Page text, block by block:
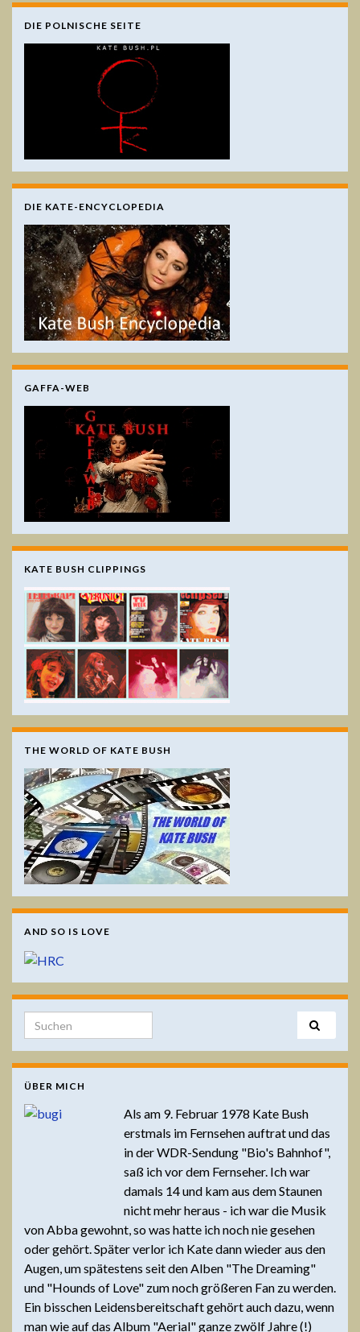
DIE POLNISCHE SEITE
DIE KATE-ENCYCLOPEDIA
GAFFA-WEB
KATE BUSH CLIPPINGS
THE WORLD OF KATE BUSH
AND SO IS LOVE
Search for:
ÜBER MICH
Als am 9. Februar 1978 Kate Bush
erstmals im Fernsehen auftrat und das
in der WDR-Sendung "Bio's Bahnhof",
saß ich vor dem Fernseher. Ich war
damals 14 und kam aus dem Staunen
nicht mehr heraus - ich war die Musik
von Abba gewohnt, so was hatte ich noch nie gesehen
oder gehört. Später verlor ich Kate dann wieder aus den
Augen, um spätestens seit den Alben "The Dreaming"
und "Hounds of Love" zum noch größeren Fan zu werden.
Ein bisschen Leidensbereitschaft gehört auch dazu, wenn
man wie auf das Album "Aerial" ganze zwölf Jahre (!)